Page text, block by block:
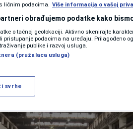
FENOMENI
NEISTRAŽENO
VIRALNO
VIDEO
VIJESTI | 2 komentara
Više
ličnim podacima. Više informacija o vašoj
obrađujemo podatke kako
o tačnoj geolokaciji. Aktivno skenirajte
pristupanje podacima na uređaju. Prilagođeno
publike i razvoj usluga.
(pružalaca usluga)
svrhe